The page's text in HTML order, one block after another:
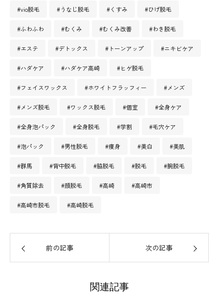
#vio脱毛 #うなじ脱毛 #くすみ #ひげ脱毛
#ふわふわ #むくみ #むくみ改善 #わき脱毛
#エステ #デトックス #トーンアップ #ニキビケア
#ハダケア #ハダケア高崎 #ヒゲ脱毛
#フェイスワックス #ホワイトフラッフィー #メンズ
#メンズ脱毛 #ワックス脱毛 #個室 #全身ケア
#全身泡パック #全身脱毛 #学割 #毛穴ケア
#泡パック #男性脱毛 #痩身 #美白 #美肌
#群馬 #背中脱毛 #脇脱毛 #脱毛 #腕脱毛
#角質除去 #顔脱毛 #高崎 #高崎市
#高崎市脱毛 #高崎脱毛
前の記事 次の記事
関連記事